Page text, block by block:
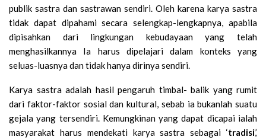
publik sastra dan sastrawan sendiri. Oleh karena karya sastra
tidak dapat dipahami secara selengkap-lengkapnya, apabila
dipisahkan dari lingkungan kebudayaan yang telah
menghasilkannya Ia harus dipelajari dalam konteks yang
seluas-luasnya dan tidak hanya dirinya sendiri.
Karya sastra adalah hasil pengaruh timbal- balik yang rumit
dari faktor-faktor sosial dan kultural, sebab ia bukanlah suatu
gejala yang tersendiri. Kemungkinan yang dapat dicapai ialah
masyarakat harus mendekati karya sastra sebagai ‘tradisi,’